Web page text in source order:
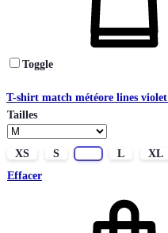
Toggle
T-shirt match météore lines violet
Tailles
XS S L XL
Effacer